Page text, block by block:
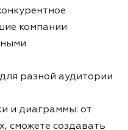
компании
разной аудитории
и диаграммы: от
сможете создавать